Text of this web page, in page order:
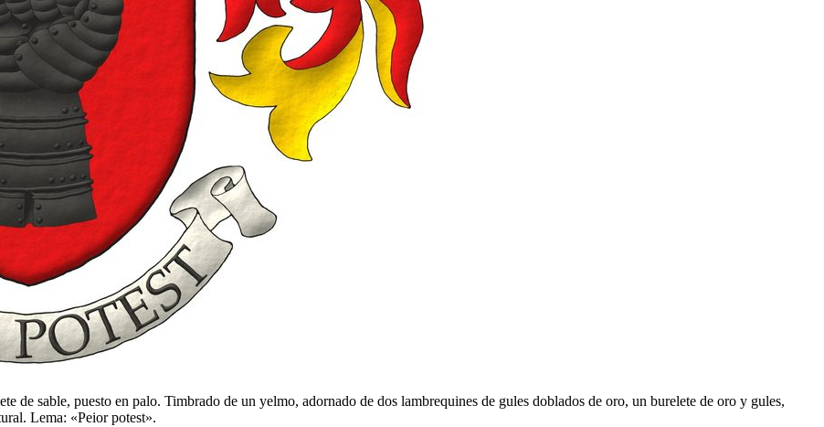
de sable, puesto en palo. Timbrado de un yelmo, adornado de dos lambrequines de gules doblados de oro, un burelete de oro y gules,
Lema: «Peior potest».